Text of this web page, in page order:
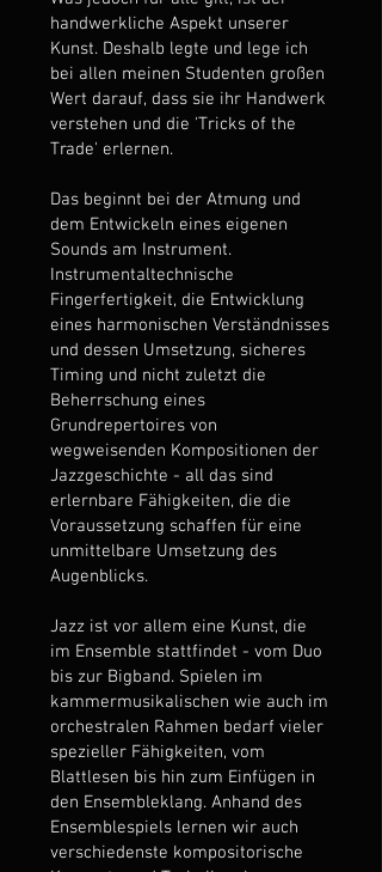
handwerkliche Aspekt unserer
Kunst. Deshalb legte und lege ich
bei allen meinen Studenten großen
Wert darauf, dass sie ihr Handwerk
verstehen und die 'Tricks of the
Trade' erlernen.
Das beginnt bei der Atmung und
dem Entwickeln eines eigenen
Sounds am Instrument.
Instrumentaltechnische
Fingerfertigkeit, die Entwicklung
eines harmonischen Verständnisses
und dessen Umsetzung, sicheres
Timing und nicht zuletzt die
Beherrschung eines
Grundrepertoires von
wegweisenden Kompositionen der
Jazzgeschichte - all das sind
erlernbare Fähigkeiten, die die
Voraussetzung schaffen für eine
unmittelbare Umsetzung des
Augenblicks.
Jazz ist vor allem eine Kunst, die
im Ensemble stattfindet - vom Duo
bis zur Bigband. Spielen im
kammermusikalischen wie auch im
orchestralen Rahmen bedarf vieler
spezieller Fähigkeiten, vom
Blattlesen bis hin zum Einfügen in
den Ensembleklang. Anhand des
Ensemblespiels lernen wir auch
verschiedenste kompositorische